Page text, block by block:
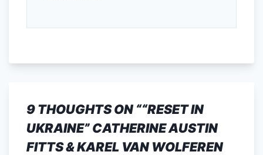
9 THOUGHTS ON ““RESET IN
UKRAINE” CATHERINE AUSTIN
FITTS & KAREL VAN WOLFEREN